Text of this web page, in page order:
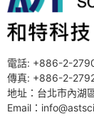
電話: +886-2-
傳真: +886-2-
地址：台北市內湖
Email：